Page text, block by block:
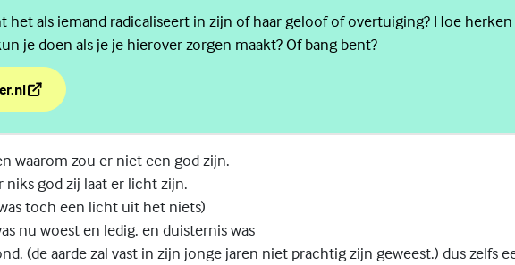
het als iemand radicaliseert in zijn of haar geloof of overtuiging? Hoe
je doen als je je hierover zorgen maakt? Of bang bent?
die je kent radicaliseert vanuit geloof of andere overtuigingen.
waarom zou er niet een god zijn.
niks god zij laat er licht zijn.
toch een licht uit het niets)
nu woest en ledig. en duisternis was
(de aarde zal vast in zijn jonge jaren niet prachtig zijn geweest.) dus zelfs